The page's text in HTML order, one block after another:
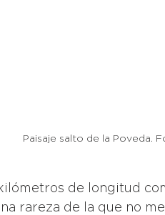
Paisaje salto de la Poveda.
rareza de la que no